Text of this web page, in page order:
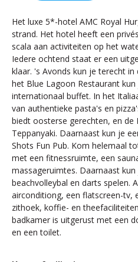
Het luxe 5*-hotel AMC Royal
strand. Het hotel heeft een
scala aan activiteiten op het
Iedere ochtend staat er een
klaar. 's Avonds kun je terecht in
het Blue Lagoon Restaurant
internationaal buffet. In het
van authentieke pasta's en
biedt oosterse gerechten, en de
Teppanyaki. Daarnaast kun je
Shots Fun Pub. Kom helemaal
met een fitnessruimte, een
massageruimtes. Daarnaast
beachvolleybal en darts spelen.
airconditiong, een flatscreen-tv,
zithoek, koffie- en
badkamer is uitgerust met een
en een toilet.